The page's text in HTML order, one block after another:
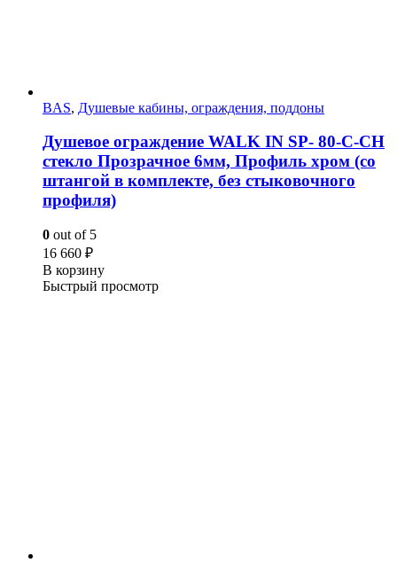
BAS, Душевые кабины, ограждения, поддоны
Душевое ограждение WALK IN SP- 80-C-CH
стекло Прозрачное 6мм, Профиль хром (со
штангой в комплекте, без стыковочного
профиля)
0 out of 5
16 660 ₽
В корзину
Быстрый просмотр